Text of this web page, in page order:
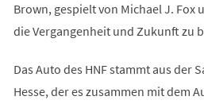
Brown, gespielt von Michael J. Fox
die Vergangenheit und Zukunft zu
Das Auto des HNF stammt aus der
Hesse, der es zusammen mit dem